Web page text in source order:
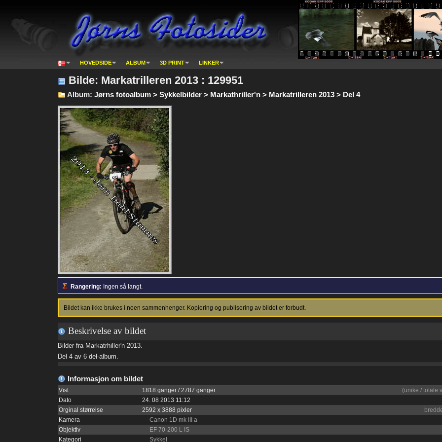
HOVEDSIDE ALBUM 3D PRINT LINKER
Bilde: Markatrilleren 2013 : 129951
Album: Jørns fotoalbum > Sykkelbilder > Markathriller'n > Markatrilleren 2013 > Del 4
Rangering: Ingen så langt.
Bildet kan ikke brukes i noen sammenhenger. Kopiering og publisering av bildet er forbudt.
Beskrivelse av bildet
Bilder fra Markatrhiller'n 2013.
Del 4 av 6 del-album.
Informasjon om bildet
Vist 1818 ganger / 2787 ganger
(unike / totale
Dato
24. 08 2013 11:12
Orginal størrelse
2592 x 3888 pixler
Kamera
Canon 1D mk III a
Objektiv
EF 70-200 L IS
Kategori
Sykkel